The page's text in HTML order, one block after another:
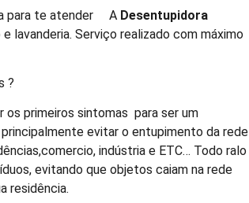
para te atender A Desentupidora
e lavanderia. Serviço realizado com máximo
?
primeiros sintomas para ser um
evitar o entupimento da rede
indústria e ETC… Todo ralo
evitando que objetos caiam na rede
residência.